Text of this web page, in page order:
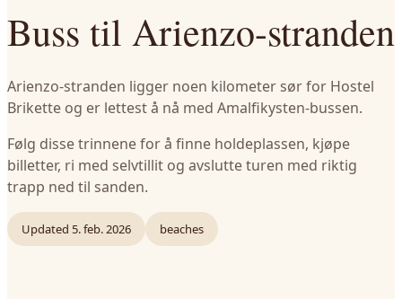
Buss til Arienzo-stranden
Arienzo-stranden ligger noen kilometer sør for Hostel
Brikette og er lettest å nå med Amalfikysten-bussen.
Følg disse trinnene for å finne holdeplassen, kjøpe
billetter, ri med selvtillit og avslutte turen med riktig
trapp ned til sanden.
Updated 5. feb. 2026 beaches